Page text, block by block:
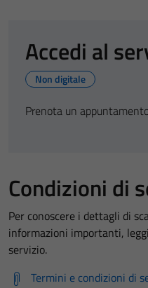
Accedi al
Non digitale
Prenota un
Condizioni di
Per conoscere i dettagli di
informazioni importanti,
servizio.
Termini e condizioni di